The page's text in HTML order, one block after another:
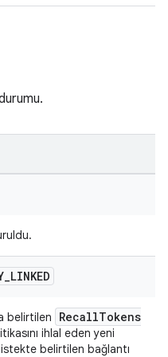
_LINKED
belirtilen RecallTokens
ihlal eden yeni
belirtilen bağlantı